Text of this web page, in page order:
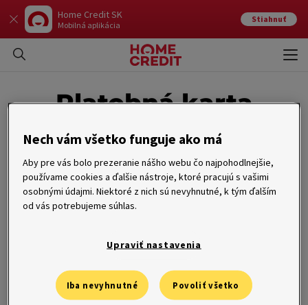
Home Credit SK
Mobilná aplikácia
Stiahnuť
Platobná karta
Platobná karta je pojem nadradený jednotlivým typom kariet,
napríklad úverové, kreditnej alebo debetnej. Je tonástroj určený
na bezhotovostné finančné operácie
nákupov. Je jedno, či ide o nákupy v kamenných predajniach, alebo
Typy platobných kariet
Nech vám všetko funguje ako má
Aby pre vás bolo prezeranie nášho webu čo najpohodlnejšie,
používame cookies a ďalšie nástroje, ktoré pracujú s vašimi
osobnými údajmi. Niektoré z nich sú nevyhnutné, k tým ďalším
od vás potrebujeme súhlas.
Upraviť nastavenia
Iba nevyhnutné Povoliť všetko